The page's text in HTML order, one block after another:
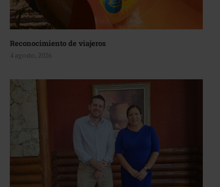
Reconocimiento de viajeros
4 agosto, 2026